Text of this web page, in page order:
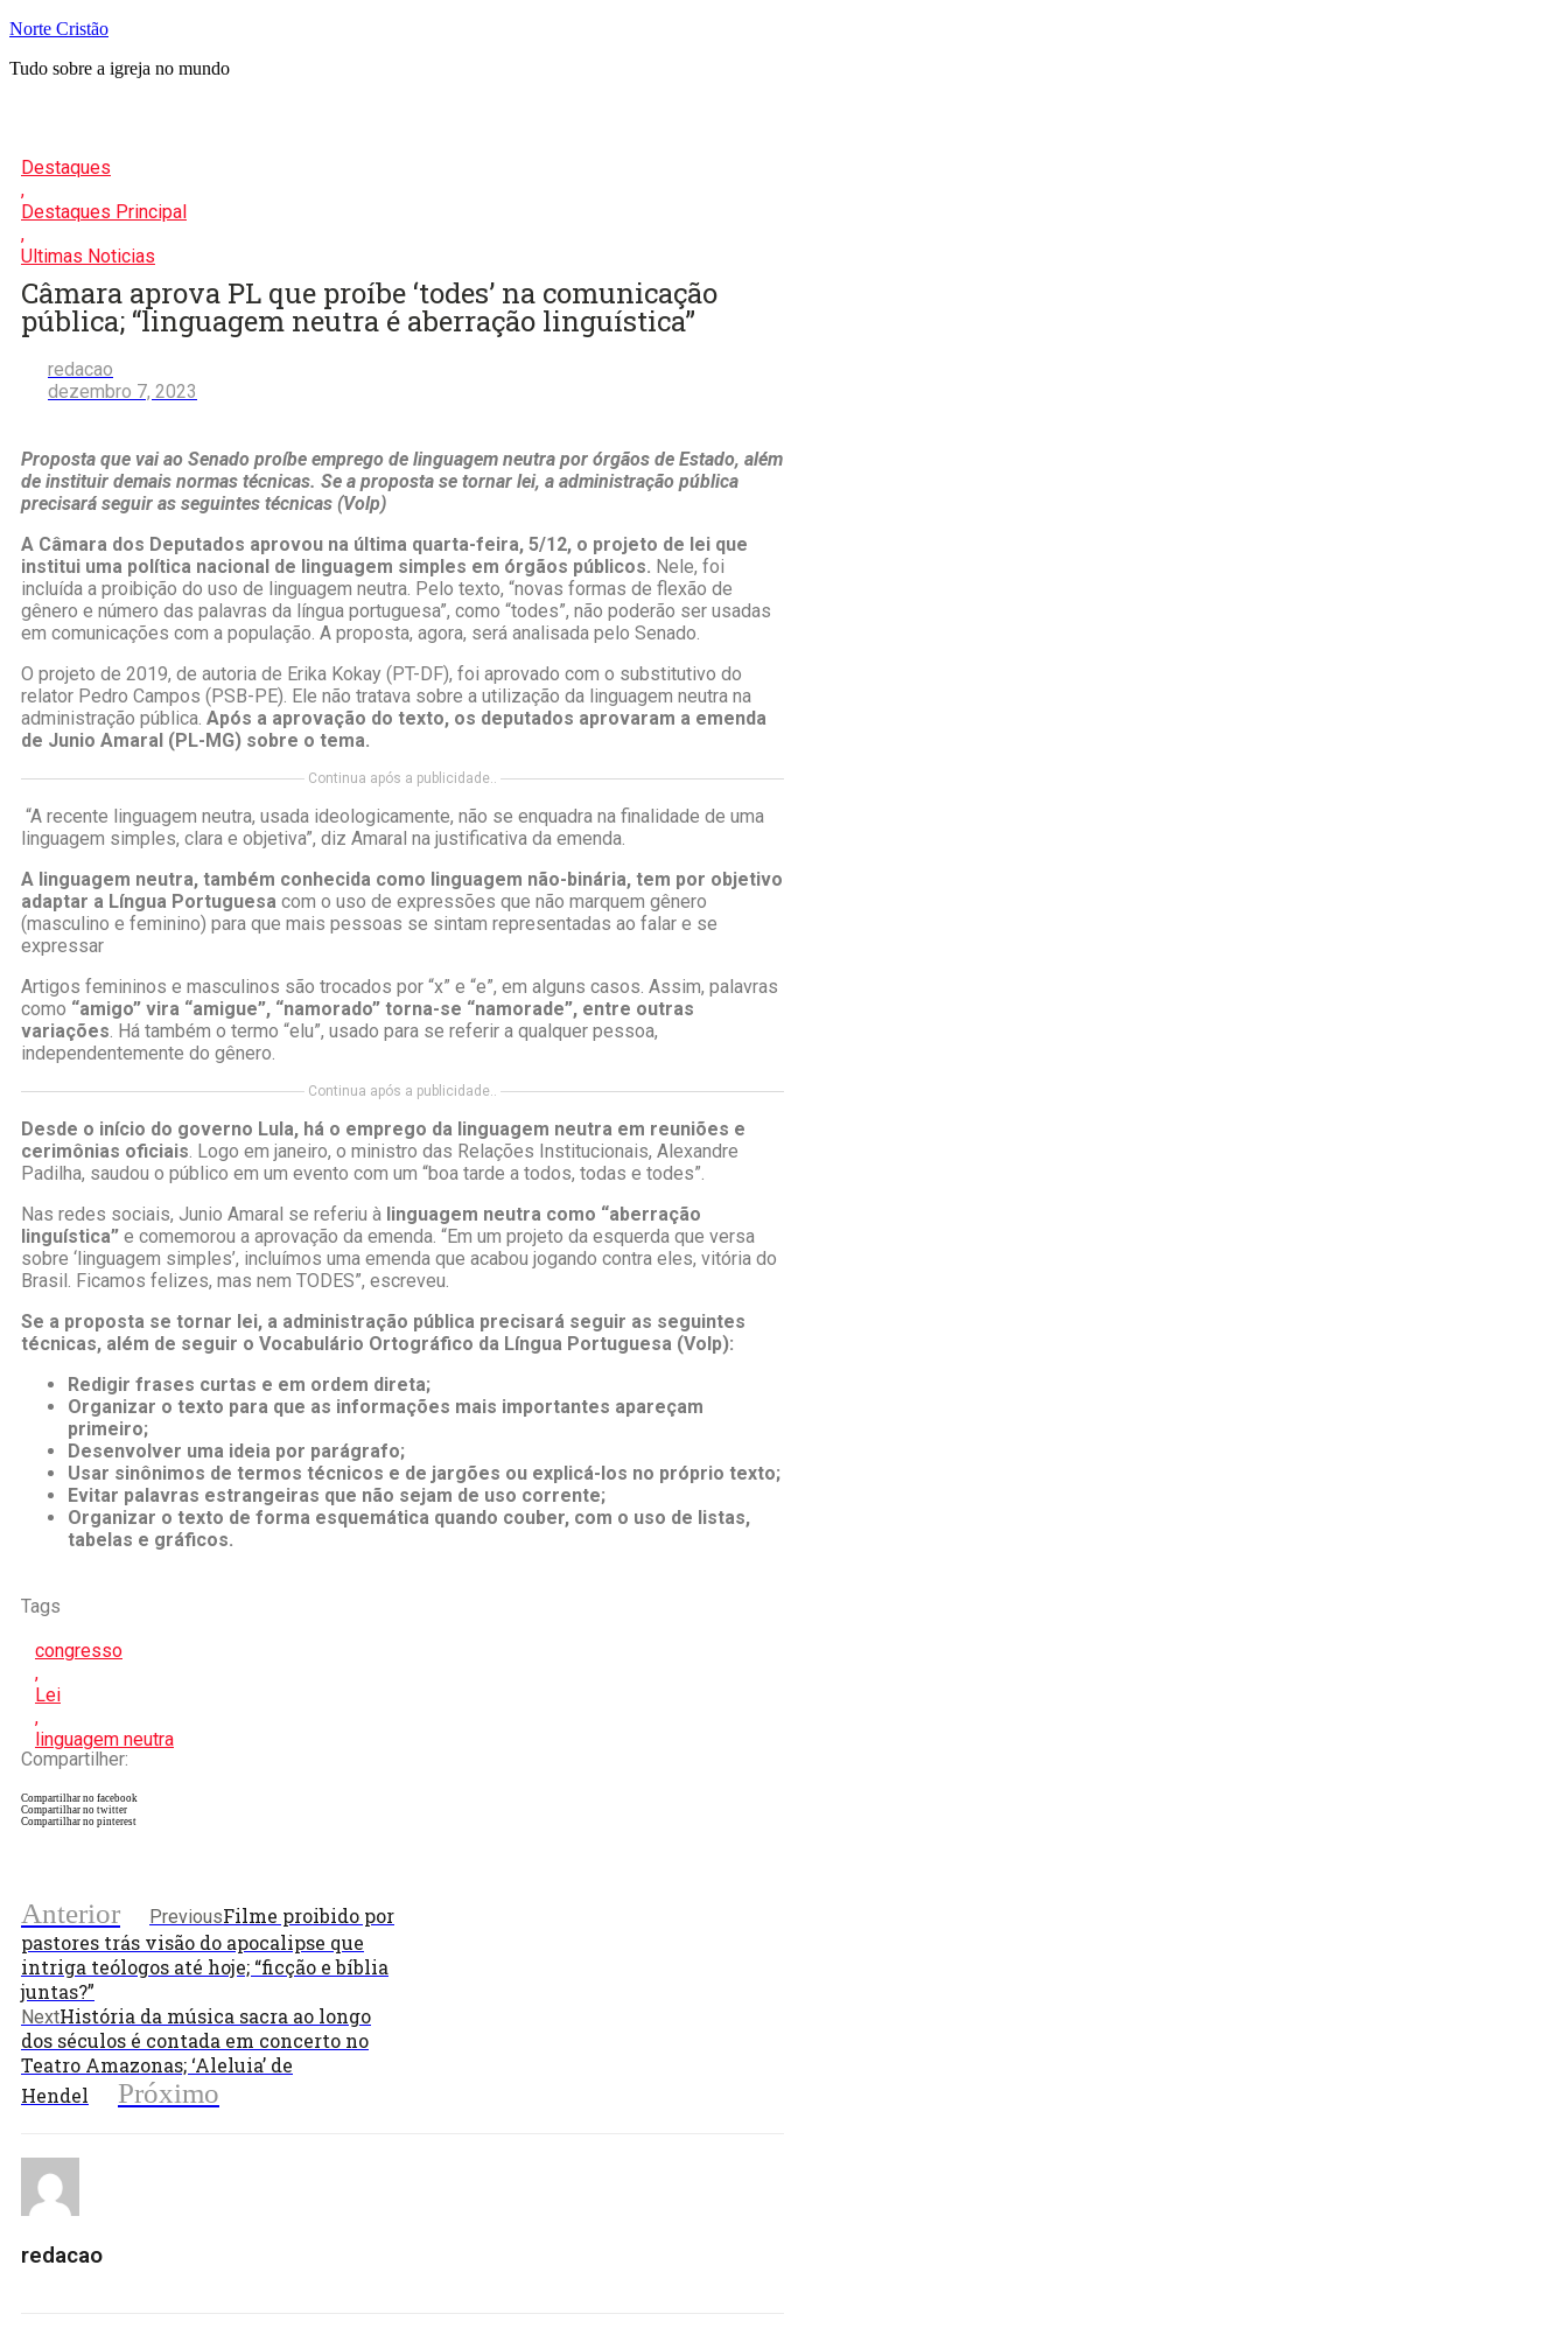
Pular
o
Norte Cristão
Tudo sobre a igreja no mundo
Destaques
,
Destaques Principal
,
Ultimas Noticias
Câmara aprova PL que proíbe ‘todes’ na comunicação
pública; “linguagem neutra é aberração linguística”
redacao
dezembro 7, 2023
Proposta que vai ao Senado proíbe emprego de linguagem neutra por órgãos de Estado, além
de instituir demais normas técnicas. Se a proposta se tornar lei, a administração pública
precisará seguir as seguintes técnicas (Volp)
A Câmara dos Deputados aprovou na última quarta-feira, 5/12, o projeto de lei que
institui uma política nacional de linguagem simples em órgãos públicos. Nele, foi
incluída a proibição do uso de linguagem neutra. Pelo texto, “novas formas de flexão de
gênero e número das palavras da língua portuguesa”, como “todes”, não poderão ser usadas
em comunicações com a população. A proposta, agora, será analisada pelo Senado.
O projeto de 2019, de autoria de Erika Kokay (PT-DF), foi aprovado com o substitutivo do
relator Pedro Campos (PSB-PE). Ele não tratava sobre a utilização da linguagem neutra na
administração pública. Após a aprovação do texto, os deputados aprovaram a emenda
de Junio Amaral (PL-MG) sobre o tema.
Continua após a publicidade..
“A recente linguagem neutra, usada ideologicamente, não se enquadra na finalidade de uma
linguagem simples, clara e objetiva”, diz Amaral na justificativa da emenda.
A linguagem neutra, também conhecida como linguagem não-binária, tem por objetivo
adaptar a Língua Portuguesa com o uso de expressões que não marquem gênero
(masculino e feminino) para que mais pessoas se sintam representadas ao falar e se
expressar
Artigos femininos e masculinos são trocados por “x” e “e”, em alguns casos. Assim, palavras
como “amigo” vira “amigue”, “namorado” torna-se “namorade”, entre outras
variações. Há também o termo “elu”, usado para se referir a qualquer pessoa,
independentemente do gênero.
Continua após a publicidade..
Desde o início do governo Lula, há o emprego da linguagem neutra em reuniões e
cerimônias oficiais. Logo em janeiro, o ministro das Relações Institucionais, Alexandre
Padilha, saudou o público em um evento com um “boa tarde a todos, todas e todes”.
Nas redes sociais, Junio Amaral se referiu à linguagem neutra como “aberração
linguística” e comemorou a aprovação da emenda. “Em um projeto da esquerda que versa
sobre ‘linguagem simples’, incluímos uma emenda que acabou jogando contra eles, vitória do
Brasil. Ficamos felizes, mas nem TODES”, escreveu.
Se a proposta se tornar lei, a administração pública precisará seguir as seguintes
técnicas, além de seguir o Vocabulário Ortográfico da Língua Portuguesa (Volp):
Redigir frases curtas e em ordem direta;
Organizar o texto para que as informações mais importantes apareçam
primeiro;
Desenvolver uma ideia por parágrafo;
Usar sinônimos de termos técnicos e de jargões ou explicá-los no próprio texto;
Evitar palavras estrangeiras que não sejam de uso corrente;
Organizar o texto de forma esquemática quando couber, com o uso de listas,
tabelas e gráficos.
Tags
congresso
,
Lei
,
linguagem neutra
Compartilher:
Compartilhar no facebook
Compartilhar no twitter
Compartilhar no pinterest
Anterior PreviousFilme proibido por
pastores trás visão do apocalipse que
intriga teólogos até hoje; “ficção e bíblia
juntas?”
NextHistória da música sacra ao longo
dos séculos é contada em concerto no
Teatro Amazonas; ‘Aleluia’ de
Hendel
Próximo
redacao